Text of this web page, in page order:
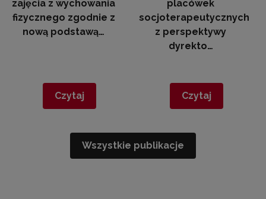
zajęcia z wychowania
fizycznego zgodnie z
nową podstawą…
Czytaj
placówek
socjoterapeutycznych
z perspektywy
dyrekto…
Czytaj
Wszystkie publikacje